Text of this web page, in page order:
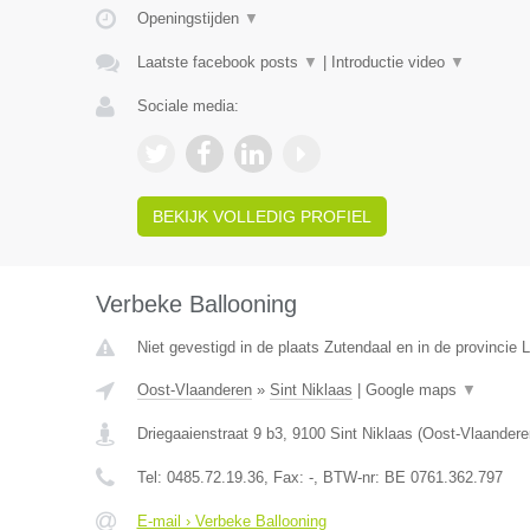
Openingstijden ▼
Laatste facebook posts ▼ Introductie video ▼
Sociale media:
BEKIJK VOLLEDIG PROFIEL
Verbeke Ballooning
Niet gevestigd in de plaats Zutendaal en in de provincie
Oost-Vlaanderen» Sint Niklaas Google maps ▼
Driegaaienstraat 9 b3, 9100 Sint Niklaas (Oost-
Tel: 0485.72.19.36, Fax: -, BTW-nr: BE 0761.362.797
E-mail › Verbeke Ballooning